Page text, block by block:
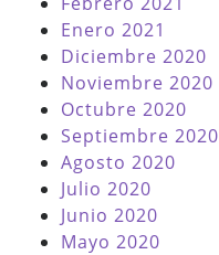
Enero 2021
Diciembre 2020
Noviembre 2020
Octubre 2020
Septiembre 2020
Agosto 2020
Julio 2020
Junio 2020
Mayo 2020